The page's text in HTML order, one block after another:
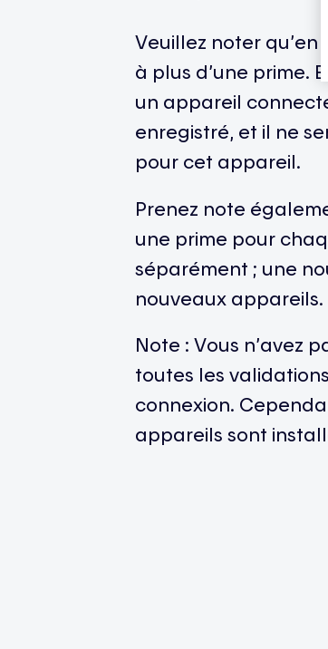
Veuillez noter
à plus d’une prime.
un appareil
enregistré, et il ne
pour cet appareil.
Prenez note
une prime pour
séparément ; une
nouveaux appareils.
Note : Vous n’avez
toutes les
connexion.
appareils sont